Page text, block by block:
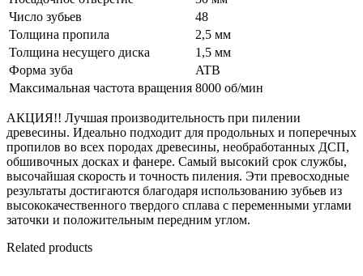
Число зубьев
48
Толщина пропила
2,5 мм
Толщина несущего диска
1,5 мм
Форма зуба
ATB
Максимальная частота вращения 8000 об/мин
АКЦИЯ!! Лучшая производительность при пилении
древесины. Идеально подходит для продольных и поперечных
пропилов во всех породах древесины, необработанных ДСП,
обшивочных досках и фанере. Самый высокий срок службы,
высочайшая скорость и точность пиления. Эти превосходные
результаты достигаются благодаря использованию зубьев из
высококачественного твердого сплава с переменными углами
заточки и положительным передним углом.
Related products